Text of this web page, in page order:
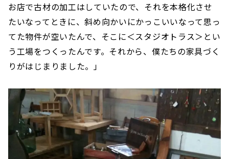
お店で古材の加工はしていたので、それを本格化させ
たいなってときに、斜め向かいにかっこいいなって思っ
てた物件が空いたんで、そこに＜スタジオトラス＞とい
う工場をつくったんです。それから、僕たちの家具づく
りがはじまりました。」